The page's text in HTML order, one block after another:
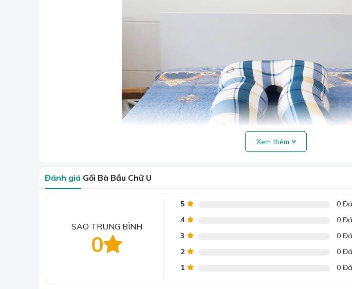
Xem thêm
Đánh giá Gối Bà Bầu Chữ U
SAO TRUNG BÌNH
0
5
0
4
0
3
0
2
0
1
0